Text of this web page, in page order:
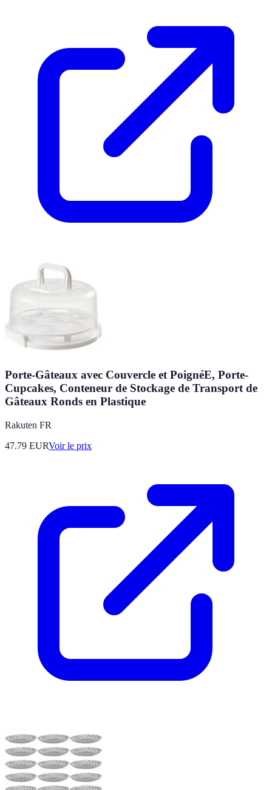
Porte-Gâteaux avec Couvercle et PoignéE, Porte-
Cupcakes, Conteneur de Stockage de Transport de
Gâteaux Ronds en Plastique
Rakuten FR
47.79 EURVoir le prix